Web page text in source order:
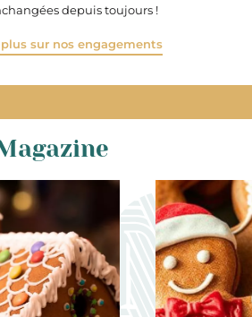
depuis toujours !
sur nos engagements